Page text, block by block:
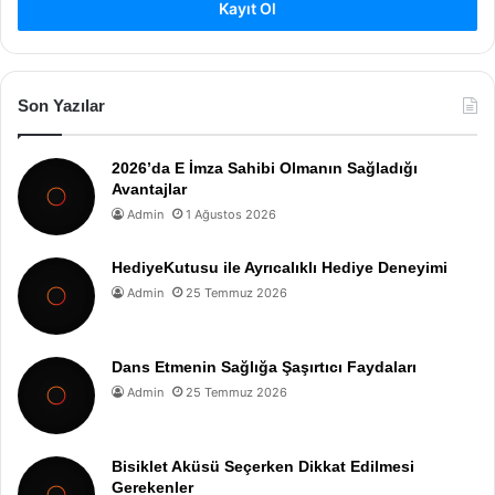
Kayıt Ol
Son Yazılar
2026’da E İmza Sahibi Olmanın Sağladığı
Avantajlar
Admin 1 Ağustos 2026
HediyeKutusu ile Ayrıcalıklı Hediye Deneyimi
Admin 25 Temmuz 2026
Dans Etmenin Sağlığa Şaşırtıcı Faydaları
Admin 25 Temmuz 2026
Bisiklet Aküsü Seçerken Dikkat Edilmesi
Gerekenler